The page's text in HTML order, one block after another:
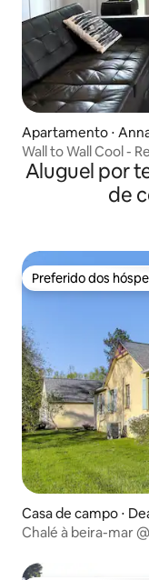
Apartamento ⋅
Wall to Wall Cool -
Aluguel por
de
Preferido dos
Preferido dos
Casa de campo ⋅
Chalé à beira-mar